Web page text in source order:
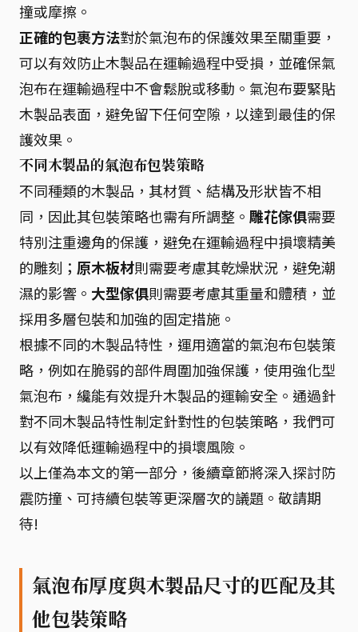
撞或摩擦。
正確的包裹方法對於氣泡布的保護效果至關重要，
可以有效防止木製品在運輸過程中受損，並確保氣
泡布在運輸過程中不會鬆脫或移動。氣泡布要緊貼
木製品表面，避免留下任何空隙，以達到最佳的保
護效果。
不同木製品的氣泡布包裝策略
不同種類的木製品，其材質、結構及形狀皆不相
同，因此其包裝策略也需有所調整。 雕花傢俱需要
特別注重邊角的保護，避免在運輸過程中損壞精美
的雕刻； 原木板材則需要考慮其乾燥狀況，避免潮
濕的影響。 大型傢俱則需要考慮其重量和體積，並
採用多層包裝和加強的固定措施。
根據不同的木製品特性，運用適當的氣泡布包裝策
略，例如在脆弱的部件周圍加強保護，使用強化型
氣泡布，纔能有效提升木製品的運輸安全。通過針
對不同木製品特性制定針對性的包裝策略，我們可
以有效降低運輸過程中的損壞風險。
以上僅為本文的第一部分，後續章節將深入探討防
震防撞、可持續包裝等更深層次的議題。敬請期
待!
氣泡布厚度與木製品尺寸的匹配及其
他包裝策略